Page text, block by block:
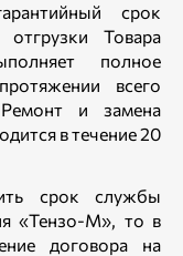
срок
Товара
полное
всего
Ремонт и замена
в течение 20
срок службы
«Тензо-М», то в
договора на